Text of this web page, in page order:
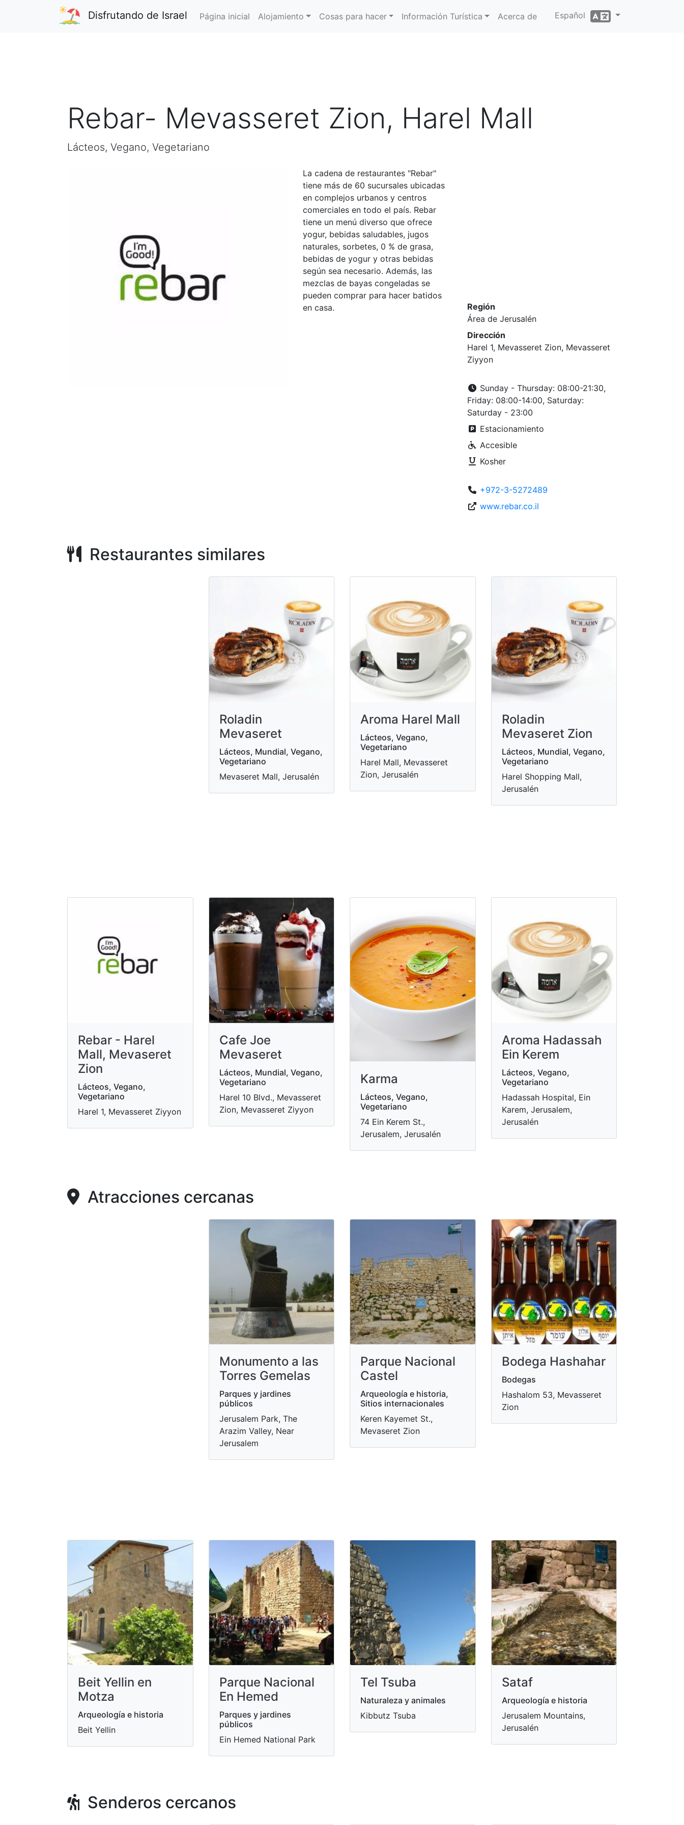
Disfrutando de Israel Página inicial Alojamiento Cosas para hacer Información Turística Acerca de Español
Rebar- Mevasseret Zion, Harel Mall
Lácteos, Vegano, Vegetariano
La cadena de restaurantes "Rebar"
tiene más de 60 sucursales ubicadas
en complejos urbanos y centros
comerciales en todo el país. Rebar
tiene un menú diverso que ofrece
yogur, bebidas saludables, jugos
naturales, sorbetes, 0 % de grasa,
bebidas de yogur y otras bebidas
según sea necesario. Además, las
mezclas de bayas congeladas se
pueden comprar para hacer batidos
en casa.
Región
Área de Jerusalén
Dirección
Harel 1, Mevasseret Zion, Mevasseret
Ziyyon
Sunday - Thursday: 08:00-21:30,
Friday: 08:00-14:00, Saturday:
Saturday - 23:00
Estacionamiento
Accesible
Kosher
+972-3-5272489
www.rebar.co.il
Restaurantes similares
Roladin
Mevaseret
Lácteos, Mundial, Vegano,
Vegetariano
Mevaseret Mall, Jerusalén
Aroma Harel Mall
Lácteos, Vegano,
Vegetariano
Harel Mall, Mevasseret
Zion, Jerusalén
Roladin
Mevaseret Zion
Lácteos, Mundial, Vegano,
Vegetariano
Harel Shopping Mall,
Jerusalén
Rebar - Harel
Mall, Mevaseret
Zion
Lácteos, Vegano,
Vegetariano
Harel 1, Mevasseret Ziyyon
Cafe Joe
Mevaseret
Lácteos, Mundial, Vegano,
Vegetariano
Harel 10 Blvd., Mevasseret
Zion, Mevasseret Ziyyon
Karma
Lácteos, Vegano,
Vegetariano
74 Ein Kerem St.,
Jerusalem, Jerusalén
Aroma Hadassah
Ein Kerem
Lácteos, Vegano,
Vegetariano
Hadassah Hospital, Ein
Karem, Jerusalem,
Jerusalén
Atracciones cercanas
Monumento a las
Torres Gemelas
Parques y jardines
públicos
Jerusalem Park, The
Arazim Valley, Near
Jerusalem
Parque Nacional
Castel
Arqueología e historia,
Sitios internacionales
Keren Kayemet St.,
Mevaseret Zion
Bodega Hashahar
Bodegas
Hashalom 53, Mevasseret
Zion
Beit Yellin en
Motza
Arqueología e historia
Beit Yellin
Parque Nacional
En Hemed
Parques y jardines
públicos
Ein Hemed National Park
Tel Tsuba
Naturaleza y animales
Kibbutz Tsuba
Sataf
Arqueología e historia
Jerusalem Mountains,
Jerusalén
Senderos cercanos